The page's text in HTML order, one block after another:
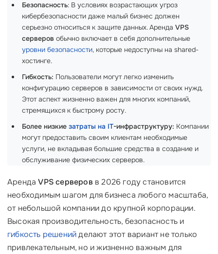
Безопасность: В условиях возрастающих угроз
кибербезопасности даже малый бизнес должен
серьезно относиться к защите данных. Аренда VPS
серверов обычно включает в себя дополнительные
уровни безопасности, которые недоступны на shared-
хостинге.
Гибкость: Пользователи могут легко изменить
конфигурацию серверов в зависимости от своих нужд.
Этот аспект жизненно важен для многих компаний,
стремящихся к быстрому росту.
Более низкие затраты на IT-инфраструктуру: Компании
могут предоставить своим клиентам необходимые
услуги, не вкладывая большие средства в создание и
обслуживание физических серверов.
АрендаVPS серверов в 2026 году становится
необходимым шагом для бизнеса любого масштаба,
от небольшой компании до крупной корпорации.
Высокая производительность, безопасность и
гибкость решенийделают этот вариант не только
привлекательным, но и жизненно важным для